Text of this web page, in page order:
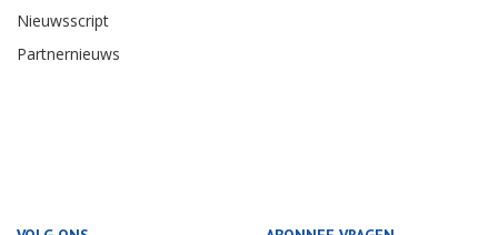
Nieuwsscript
Partnernieuws